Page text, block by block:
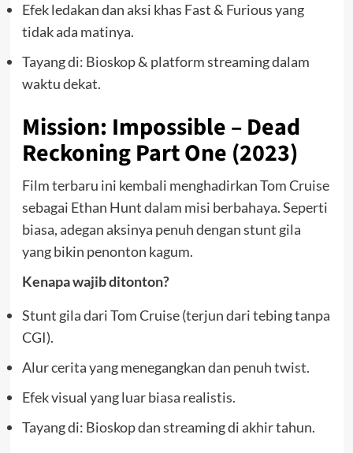
Efek ledakan dan aksi khas Fast & Furious yang
tidak ada matinya.
Tayang di: Bioskop & platform streaming dalam
waktu dekat.
Mission: Impossible – Dead
Reckoning Part One (2023)
Film terbaru ini kembali menghadirkan Tom Cruise
sebagai Ethan Hunt dalam misi berbahaya. Seperti
biasa, adegan aksinya penuh dengan stunt gila
yang bikin penonton kagum.
Kenapa wajib ditonton?
Stunt gila dari Tom Cruise (terjun dari tebing tanpa
CGI).
Alur cerita yang menegangkan dan penuh twist.
Efek visual yang luar biasa realistis.
Tayang di: Bioskop dan streaming di akhir tahun.